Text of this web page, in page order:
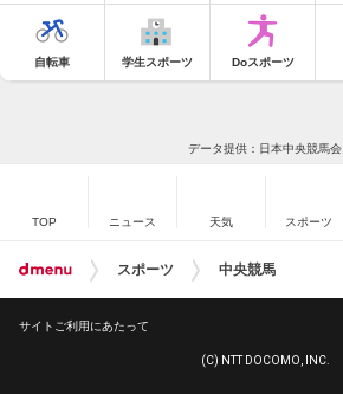
自転車 学生スポーツ Doスポーツ
データ提供：日本中央競馬会
TOP ニュース 天気 スポーツ
スポーツ 中央競馬
サイトご利用にあたって
(C) NTT DOCOMO, INC.